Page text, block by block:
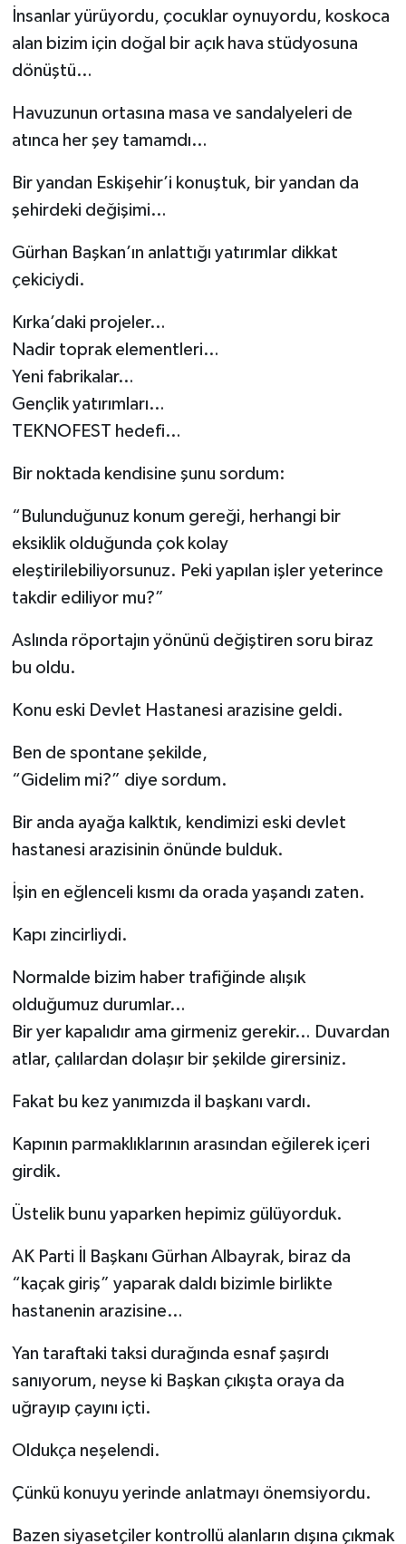
İnsanlar yürüyordu, çocuklar oynuyordu, koskoca
alan bizim için doğal bir açık hava stüdyosuna
dönüştü…
Havuzunun ortasına masa ve sandalyeleri de
atınca her şey tamamdı…
Bir yandan Eskişehir’i konuştuk, bir yandan da
şehirdeki değişimi…
Gürhan Başkan’ın anlattığı yatırımlar dikkat
çekiciydi.
Kırka’daki projeler…
Nadir toprak elementleri…
Yeni fabrikalar…
Gençlik yatırımları…
TEKNOFEST hedefi…
Bir noktada kendisine şunu sordum:
“Bulunduğunuz konum gereği, herhangi bir
eksiklik olduğunda çok kolay
eleştirilebiliyorsunuz. Peki yapılan işler yeterince
takdir ediliyor mu?”
Aslında röportajın yönünü değiştiren soru biraz
bu oldu.
Konu eski Devlet Hastanesi arazisine geldi.
Ben de spontane şekilde,
“Gidelim mi?” diye sordum.
Bir anda ayağa kalktık, kendimizi eski devlet
hastanesi arazisinin önünde bulduk.
İşin en eğlenceli kısmı da orada yaşandı zaten.
Kapı zincirliydi.
Normalde bizim haber trafiğinde alışık
olduğumuz durumlar…
Bir yer kapalıdır ama girmeniz gerekir… Duvardan
atlar, çalılardan dolaşır bir şekilde girersiniz.
Fakat bu kez yanımızda il başkanı vardı.
Kapının parmaklıklarının arasından eğilerek içeri
girdik.
Üstelik bunu yaparken hepimiz gülüyorduk.
AK Parti İl Başkanı Gürhan Albayrak, biraz da
“kaçak giriş” yaparak daldı bizimle birlikte
hastanenin arazisine…
Yan taraftaki taksi durağında esnaf şaşırdı
sanıyorum, neyse ki Başkan çıkışta oraya da
uğrayıp çayını içti.
Oldukça neşelendi.
Çünkü konuyu yerinde anlatmayı önemsiyordu.
Bazen siyasetçiler kontrollü alanların dışına çıkmak